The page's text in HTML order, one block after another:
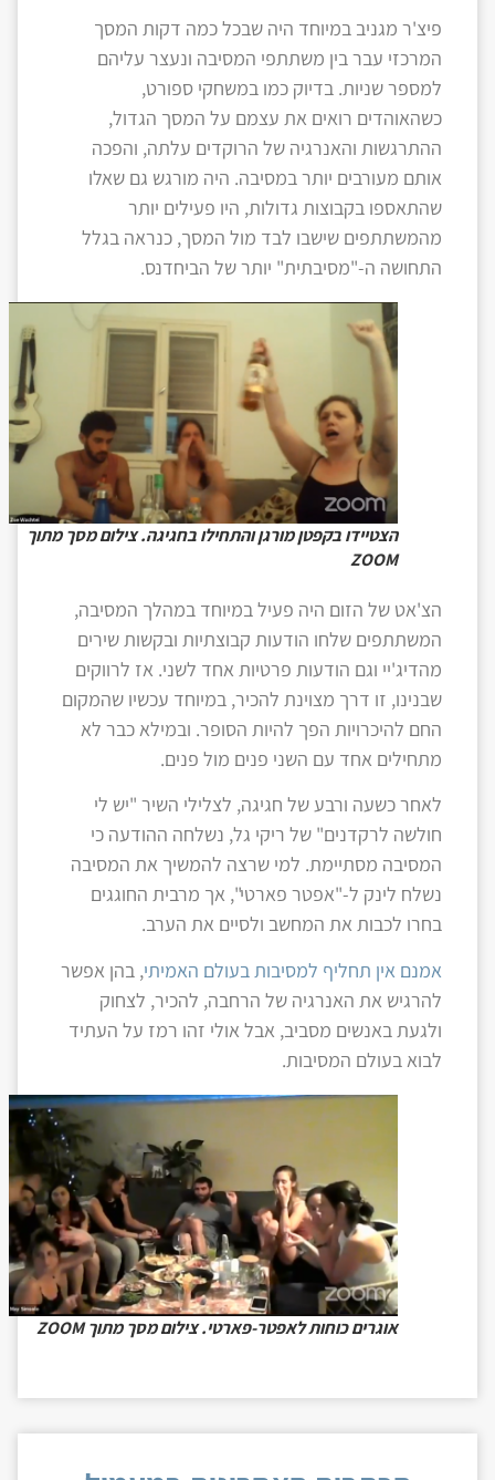
פיצ'ר מגניב במיוחד היה שבכל כמה דקות המסך
המרכזי עבר בין משתתפי המסיבה ונעצר עליהם
למספר שניות. בדיוק כמו במשחקי ספורט,
כשהאוהדים רואים את עצמם על המסך הגדול,
ההתרגשות והאנרגיה של הרוקדים עלתה, והפכה
אותם מעורבים יותר במסיבה. היה מורגש גם שאלו
שהתאספו בקבוצות גדולות, היו פעילים יותר
מהמשתתפים שישבו לבד מול המסך, כנראה בגלל
התחושה ה-"מסיבתית" יותר של הביחדנס.
הצטיידו בקפטן מורגן והתחילו בחגיגה. צילום מסך מתוך
ZOOM
הצ'אט של הזום היה פעיל במיוחד במהלך המסיבה,
המשתתפים שלחו הודעות קבוצתיות ובקשות שירים
מהדיג'יי וגם הודעות פרטיות אחד לשני. אז לרווקים
שבנינו, זו דרך מצוינת להכיר, במיוחד עכשיו שהמקום
החם להיכרויות הפך להיות הסופר. ובמילא כבר לא
מתחילים אחד עם השני פנים מול פנים.
לאחר כשעה ורבע של חגיגה, לצלילי השיר "יש לי
חולשה לרקדנים" של ריקי גל, נשלחה ההודעה כי
המסיבה מסתיימת. למי שרצה להמשיך את המסיבה
נשלח לינק ל-"אפטר פארטי", אך מרבית החוגגים
בחרו לכבות את המחשב ולסיים את הערב.
אמנם אין תחליף למסיבות בעולם האמיתי, בהן אפשר
להרגיש את האנרגיה של הרחבה, להכיר, לצחוק
ולגעת באנשים מסביב, אבל אולי זהו רמז על העתיד
לבוא בעולם המסיבות.
אוגרים כוחות לאפטר-פארטי. צילום מסך מתוך ZOOM